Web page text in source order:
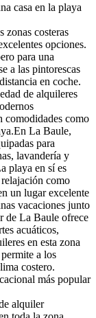
casa en la playa
zonas costeras
opciones.
para una
a las pintorescas
en coche.
de alquileres
comodidades como
La Baule,
para
lavandería y
playa en sí es
como
un lugar excelente
vacaciones junto
de La Baule ofrece
acuáticos,
en esta zona
a los
costero.
más popular
alquiler